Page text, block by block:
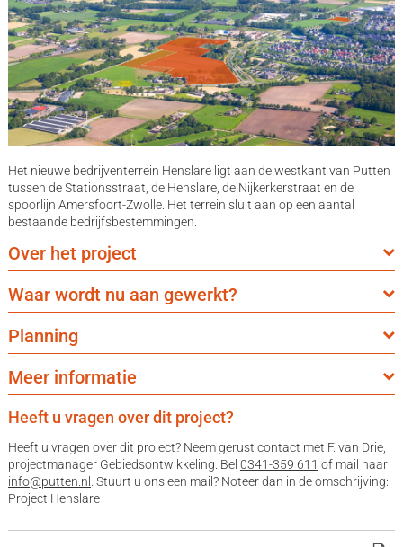
Het nieuwe bedrijventerrein Henslare ligt aan de westkant van Putten
tussen de Stationsstraat, de Henslare, de Nijkerkerstraat en de
spoorlijn Amersfoort-Zwolle. Het terrein sluit aan op een aantal
bestaande bedrijfsbestemmingen.
Over het project
Waar wordt nu aan gewerkt?
Planning
Meer informatie
Heeft u vragen over dit project?
Heeft u vragen over dit project? Neem gerust contact met F. van Drie,
projectmanager Gebiedsontwikkeling. Bel 0341-359 611 of mail naar
info@putten.nl . Stuurt u ons een mail? Noteer dan in de omschrijving:
Project Henslare